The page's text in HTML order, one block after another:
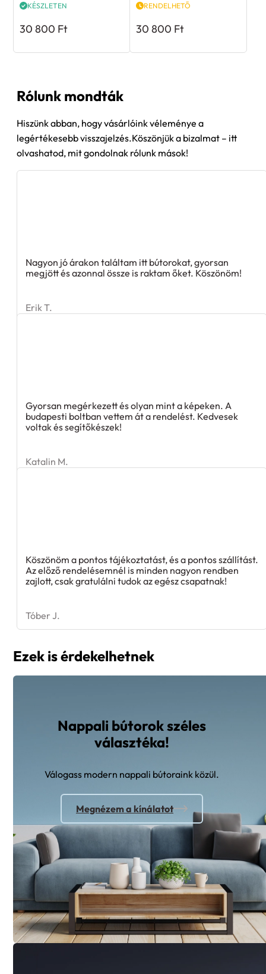
KÉSZLETEN
30 800 Ft
RENDELHETŐ
30 800 Ft
Rólunk mondták
Hiszünk abban, hogy vásárlóink véleménye a
legértékesebb visszajelzés.Köszönjük a bizalmat – itt
olvashatod, mit gondolnak rólunk mások!
Nagyon jó árakon találtam itt bútorokat, gyorsan
megjött és azonnal össze is raktam őket. Köszönöm!
Erik T.
Gyorsan megérkezett és olyan mint a képeken. A
budapesti boltban vettem át a rendelést. Kedvesek
voltak és segítőkészek!
Katalin M.
Köszönöm a pontos tájékoztatást, és a pontos szállítást.
Az előző rendelésemnél is minden nagyon rendben
zajlott, csak gratulálni tudok az egész csapatnak!
Tóber J.
Ezek is érdekelhetnek
Nappali bútorok széles
választéka!
Válogass modern nappali bútoraink közül.
Megnézem a kínálatot